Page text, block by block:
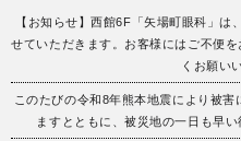
【お知らせ】西館6F「矢場町眼科」は
せていただきます。お客様にはご不便
くお願い
このたびの令和8年熊本地震により被
ますとともに、被災地の一日も早
施設案内・アクセス
繁体字